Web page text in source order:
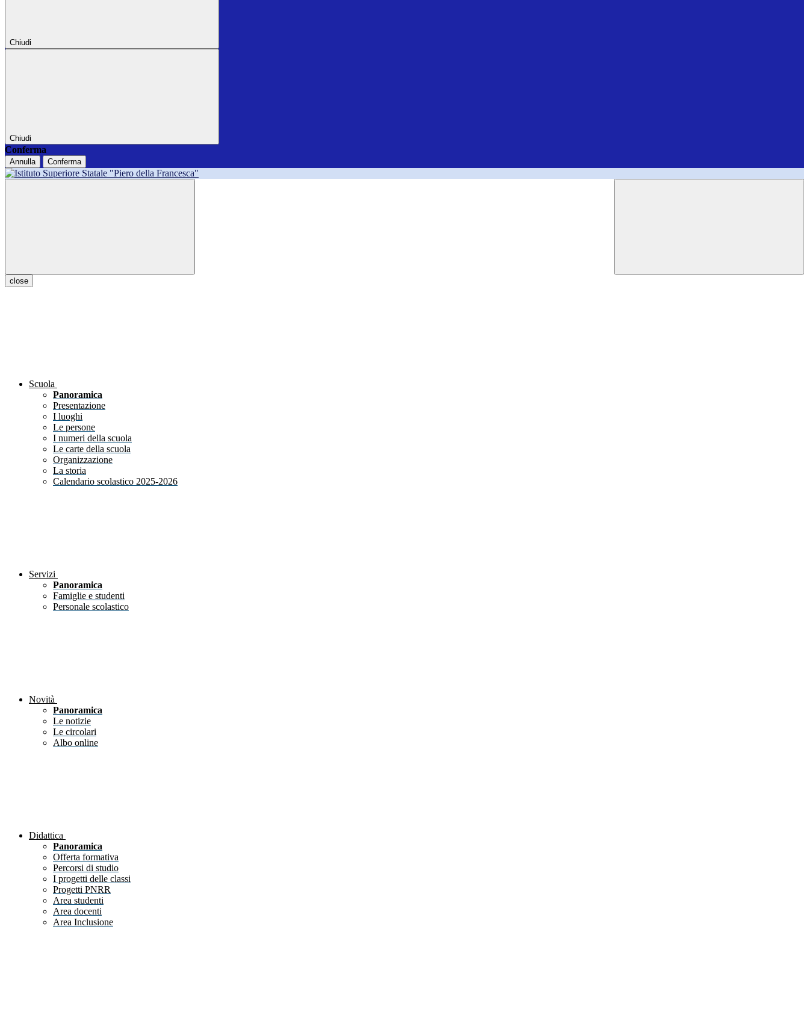
Chiudi
Chiudi
Conferma
Annulla Conferma
close
Scuola
Panoramica
Presentazione
I luoghi
Le persone
I numeri della scuola
Le carte della scuola
Organizzazione
La storia
Calendario scolastico 2025-2026
Servizi
Panoramica
Famiglie e studenti
Personale scolastico
Novità
Panoramica
Le notizie
Le circolari
Albo online
Didattica
Panoramica
Offerta formativa
Percorsi di studio
I progetti delle classi
Progetti PNRR
Area studenti
Area docenti
Area Inclusione